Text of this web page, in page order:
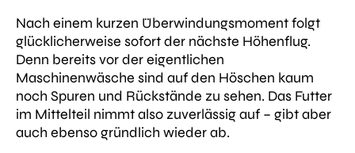
Nach einem kurzen Überwindungsmoment folgt
glücklicherweise sofort der nächste Höhenflug.
Denn bereits vor der eigentlichen
Maschinenwäsche sind auf den Höschen kaum
noch Spuren und Rückstände zu sehen. Das Futter
im Mittelteil nimmt also zuverlässig auf – gibt aber
auch ebenso gründlich wieder ab.